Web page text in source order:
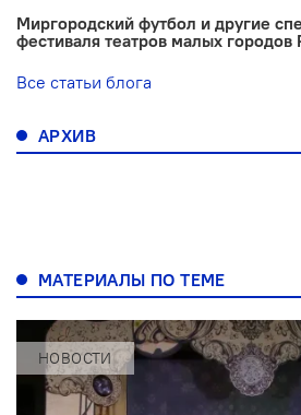
Миргородский футбол и другие
фестиваля театров малых городов
Все статьи блога
АРХИВ
МАТЕРИАЛЫ ПО ТЕМЕ
НОВОСТИ